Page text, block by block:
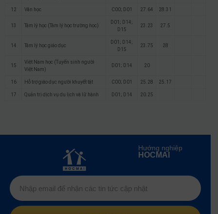
12 Văn học C00; D01 27.64 28.31
13 Tâm lý học (Tâm lý học trường học)
D01; D14;
D15
23.23 27.5
14 Tâm lý học giáo dục
D01; D14;
D15
23.75 28
15
Việt Nam học (Tuyển sinh người
Việt Nam)
D01; D14 20
16 Hỗ trợ giáo dục người khuyết tật C00; D01 25.28 25.17
17 Quản trị dịch vụ du lịch và lữ hành D01; D14 20.25
Hướng nghiệp
HOCMAI